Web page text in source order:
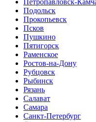
Подольск
Прокопьевск
Псков
Пушкино
Пятигорск
Раменское
Ростов-на-Дону
Рубцовск
Рыбинск
Рязань
Салават
Самара
Санкт-Петербург